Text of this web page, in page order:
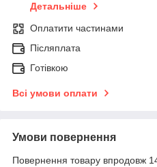
Детальніше
Оплатити частинами
Післяплата
Готівкою
Всі умови оплати
Умови повернення
Повернення товару впродовж